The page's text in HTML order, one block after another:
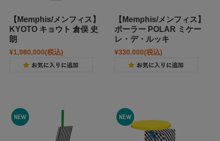
【Memphis/メンフィス】
KYOTO キョウト 倉俣 史
朗
¥1,980,000(税込)
【Memphis/メンフィス】
ポーラー POLAR ミケー
レ・デ・ルッキ
¥330,000(税込)